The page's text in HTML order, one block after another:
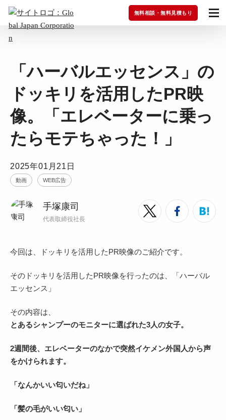
無料相談・無料見積もり
「ハーバルエッセンス」の
ドッキリを活用したPR映
像。「エレベーターに乗っ
たらモテちゃった！」
2025年01月21日
動画 WEB広告
手塚康司
代表取締役社長
今回は、ドッキリを活用したPR映像のご紹介です。
そのドッキリを活用したPR映像を行ったのは、「ハーバル
エッセンス」
その内容は、
とあるシャンプーのモニターに選ばれた3人の女子。
2週間後、エレベーターのなかで突然イケメン外国人から声
をかけられます。
「なんかいい匂いだね」
「髪の毛がいい匂い」